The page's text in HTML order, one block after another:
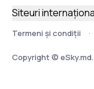
Termeni şi condiţii
Copyright ©
Siteuri